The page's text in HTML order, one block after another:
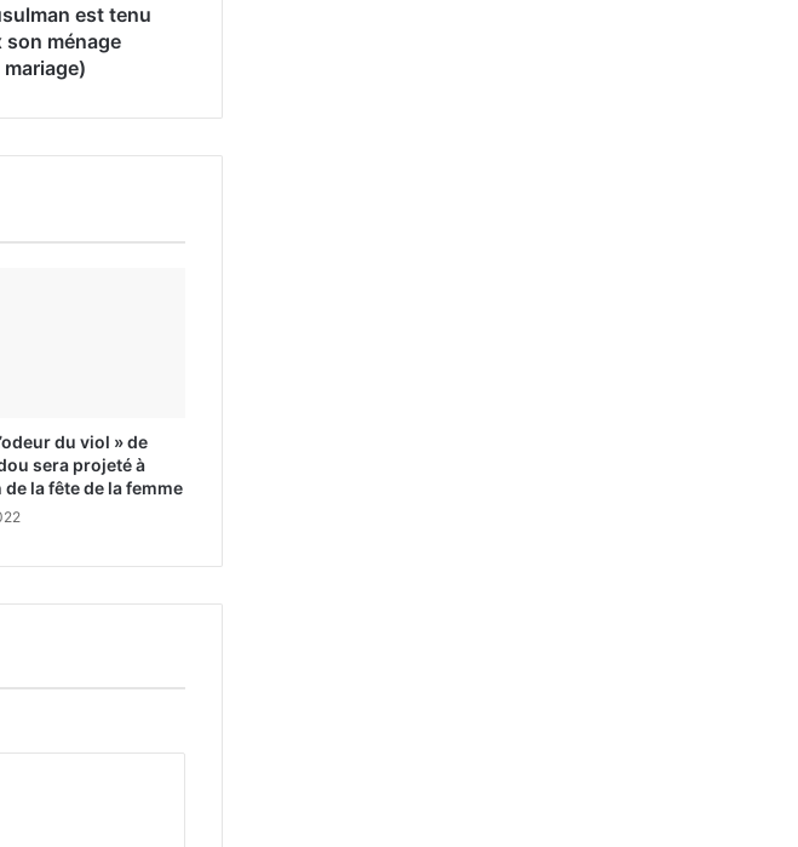
est tenu
son ménage
du viol » de
sera projeté à
de la fête de la femme